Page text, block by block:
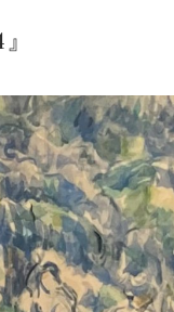
美術散歩 京都・大阪